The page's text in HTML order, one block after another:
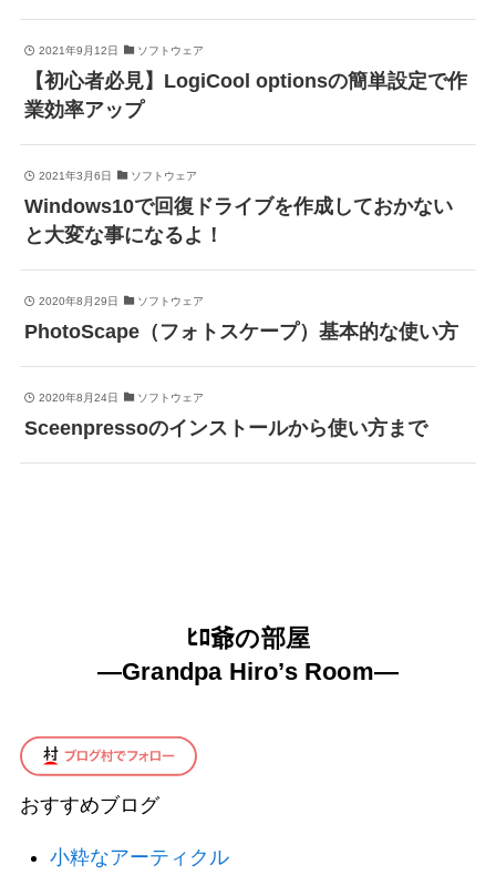
2021年9月12日 ソフトウェア
【初心者必見】LogiCool optionsの簡単設定で作
業効率アップ
2021年3月6日 ソフトウェア
Windows10で回復ドライブを作成しておかない
と大変な事になるよ！
2020年8月29日 ソフトウェア
PhotoScape（フォトスケープ）基本的な使い方
2020年8月24日 ソフトウェア
Sceenpressoのインストールから使い方まで
ﾋﾛ爺の部屋
—Grandpa Hiro’s Room—
おすすめブログ
小粋なアーティクル